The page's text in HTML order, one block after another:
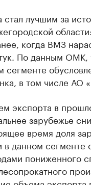
стал лучшим за
когда ВМЗ
По данным ОМК,
сегменте
в том числе АО
экспорта в
зарубежье
время доля
данном сегменте
пониженного